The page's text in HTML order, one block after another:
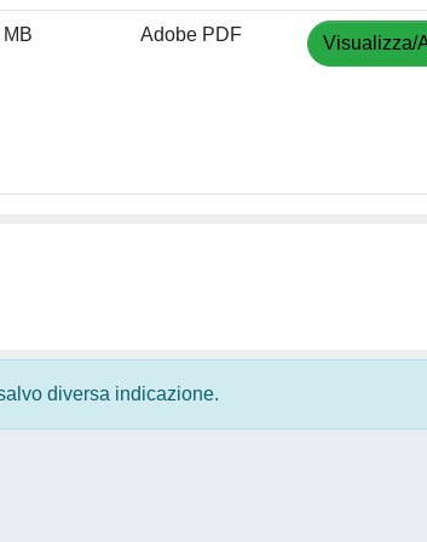
Adobe PDF Visualizza/
diversa indicazione.